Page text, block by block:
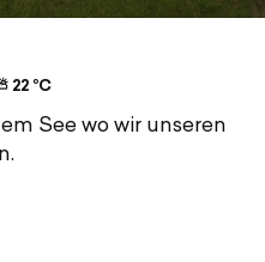
22 °C
See wo wir unseren